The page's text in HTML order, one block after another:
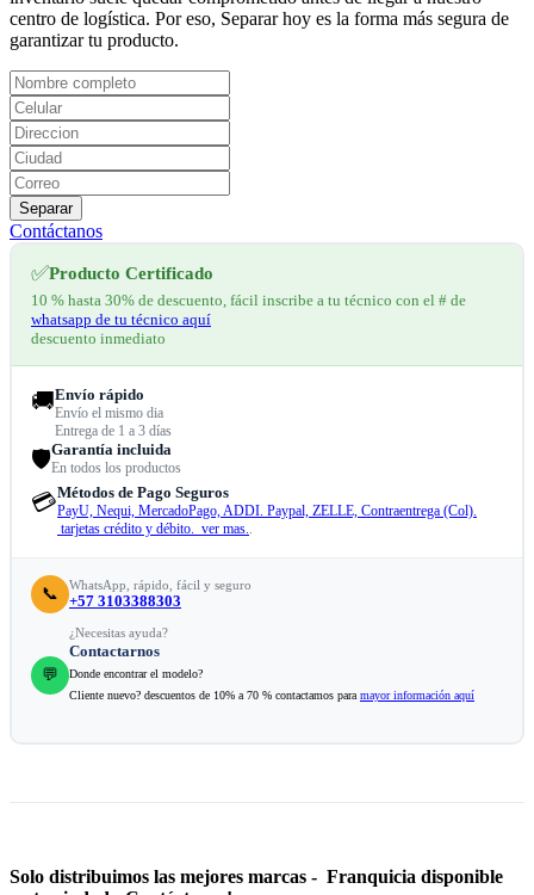
centro de logística. Por eso, Separar hoy es la forma más segura de
garantizar tu producto.
Separar
Contáctanos
✅Producto Certificado
10 % hasta 30% de descuento, fácil inscribe a tu técnico con el # de
whatsapp de tu técnico aquí
descuento inmediato
🚚Envío rápido
Envío el mismo dia
Entrega de 1 a 3 días
🛡️Garantía incluida
En todos los productos
💳Métodos de Pago Seguros
PayU, Nequi, MercadoPago, ADDI. Paypal, ZELLE, Contraentrega (Col).
tarjetas crédito y débito. ver mas..
📞 WhatsApp, rápido, fácil y seguro
+57 3103388303
💬
¿Necesitas ayuda?
Contactarnos
Donde encontrar el modelo?
Cliente nuevo? descuentos de 10% a 70 % contactamos para mayor información aquí
Solo distribuimos las mejores marcas - Franquicia disponible